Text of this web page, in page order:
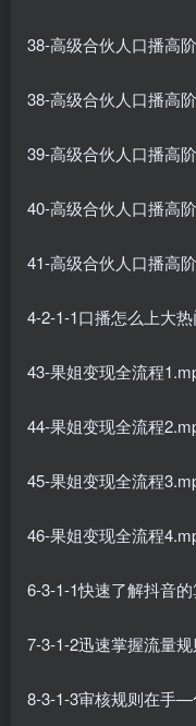
38-高级合伙人口播高
38-高级合伙人口播高
39-高级合伙人口播高
40-高级合伙人口播高
41-高级合伙人口播高
4-2-1-1口播怎么上大
43-果姐变现全流程
44-果姐变现全流程
45-果姐变现全流程
46-果姐变现全流程
6-3-1-1快速了解抖音
7-3-1-2迅速掌握流量
8-3-1-3审核规则在手